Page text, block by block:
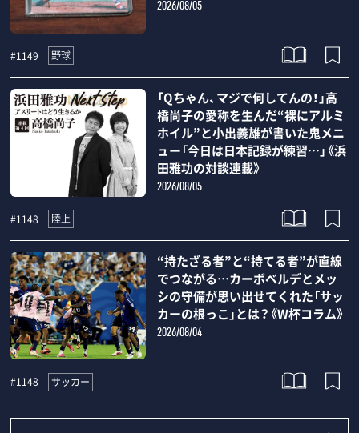
2026/08/05
#1149 野球
「Qちゃん、マジで何してんの！」高
橋尚子の愛称を生んだ“裸にアルミ
ホイル”と小出義雄が書いた鬼メニ
ュー「今日は日本記録が練習…」《浜
田雅功の対談連載》
2026/08/05
#1148 陸上
“持たざる者”と“持てる者”が直線
でつながる…カーボベルデとメッ
シの守備が思い出せてくれた「サッ
カーの根っこ」とは？《W杯コラム》
2026/08/04
#1148 サッカー